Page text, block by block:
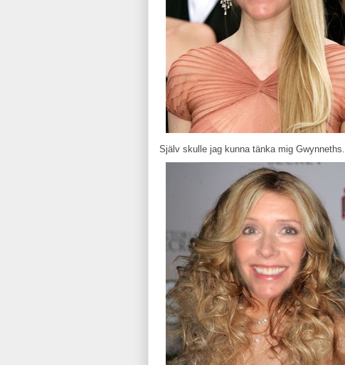
Själv skulle jag kunna tänka mig Gwynneths.